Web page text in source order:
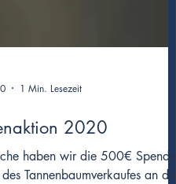
1 Min. Lesezeit
2020